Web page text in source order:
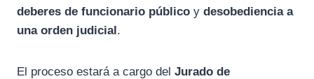
a
deberes de funcionario público y desobediencia a
una orden judicial.
El proceso estará a cargo del Jurado de